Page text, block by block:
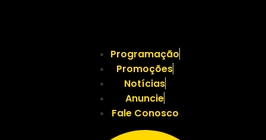
Programação
Promoções
Notícias
Anuncie
Fale Conosco